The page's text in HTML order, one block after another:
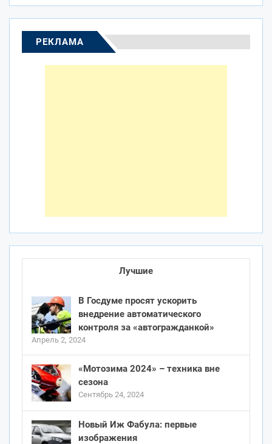
РЕКЛАМА
Лучшие
В Госдуме просят ускорить
внедрение автоматического
контроля за «автогражданкой»
Апрель 2, 2024
«Мотозима 2024» – техника вне
сезона
Сентябрь 24, 2024
Новый Иж Фабула: первые
изображения